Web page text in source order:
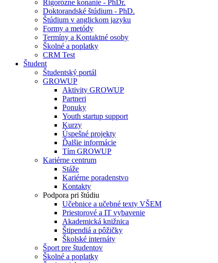
Rigorózne konanie - PhDr.
Doktorandské štúdium - PhD.
Štúdium v anglickom jazyku
Formy a metódy
Termíny a Kontaktné osoby
Školné a poplatky
CRM Test
Študent
Študentský portál
GROWUP
Aktivity GROWUP
Partneri
Ponuky
Youth startup support
Kurzy
Úspešné projekty
Ďalšie informácie
Tím GROWUP
Kariérne centrum
Stáže
Kariérne poradenstvo
Kontakty
Podpora pri štúdiu
Učebnice a učebné texty VŠEM
Priestorové a IT vybavenie
Akademická knižnica
Štipendiá a pôžičky
Školské internáty
Šport pre študentov
Školné a poplatky